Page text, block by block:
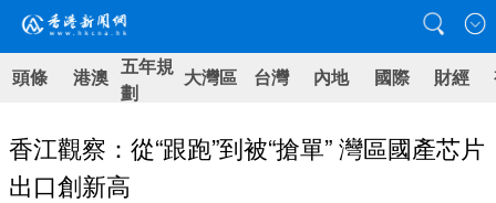
頭條 港澳 五年規
劃
大灣區 台灣 內地 國際 財經
香江觀察：從“跟跑”到被“搶單” 灣區國產芯片
出口創新高